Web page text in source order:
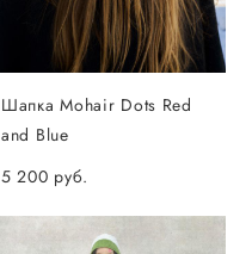
Шапка Mohair Dots Red
and Blue
5 200 pуб.